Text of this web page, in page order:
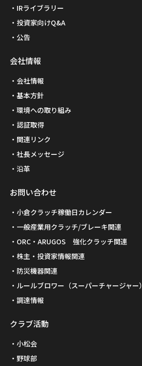
IRライブラリー
投資家向けQ&A
公告
会社情報
会社情報
基本方針
環境への取り組み
認証取得
関連リンク
社長メッセージ
沿革
お問い合わせ
小倉クラッチ稼働日カレンダー
一般産業用クラッチ/ブレーキ関連
ORC・ARUGOS 強化クラッチ関連
株主・投資家情報関連
防災機器関連
ルールブロワー（スーパーチャージャー）
調達情報
クラブ活動
小松会
野球部